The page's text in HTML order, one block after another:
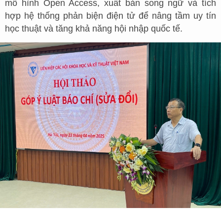
mô hình Open Access, xuất bản song ngữ và tích
hợp hệ thống phản biện điện tử để nâng tầm uy tín
học thuật và tăng khả năng hội nhập quốc tế.